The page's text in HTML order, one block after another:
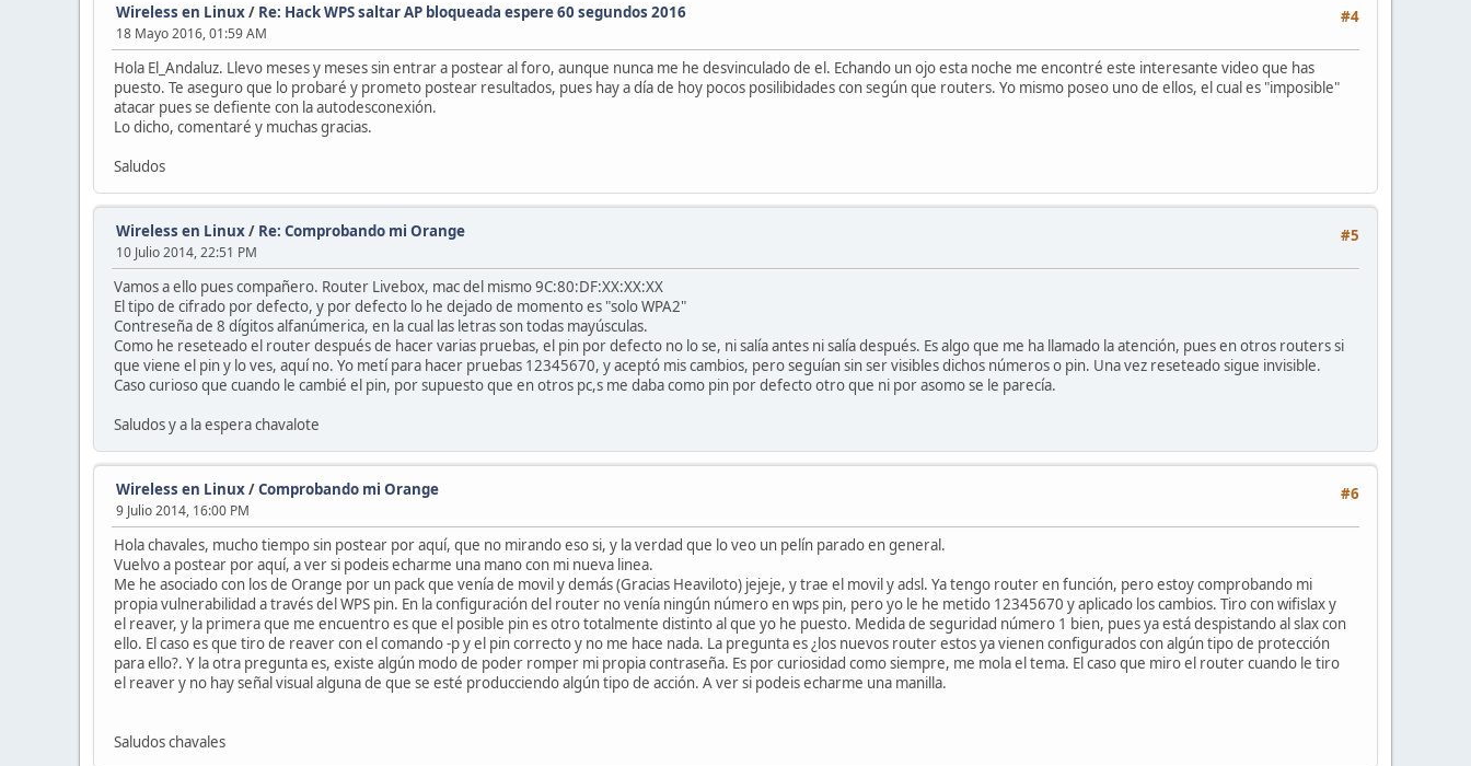
#4
Wireless en Linux/ Re: Hack WPS saltar AP bloqueada espere 60 segundos 2016
18 Mayo 2016, 01:59 AM
Hola El_Andaluz. Llevo meses y meses sin entrar a postear al foro, aunque nunca me he desvinculado de el. Echando un ojo esta noche me encontré este interesante video que has
puesto. Te aseguro que lo probaré y prometo postear resultados, pues hay a día de hoy pocos posilibidades con según que routers. Yo mismo poseo uno de ellos, el cual es "imposible"
atacar pues se defiente con la autodesconexión.
Lo dicho, comentaré y muchas gracias.
Saludos
#5
Wireless en Linux/ Re: Comprobando mi Orange
10 Julio 2014, 22:51 PM
Vamos a ello pues compañero. Router Livebox, mac del mismo 9C:80:DF:XX:XX:XX
El tipo de cifrado por defecto, y por defecto lo he dejado de momento es "solo WPA2"
Contreseña de 8 dígitos alfanúmerica, en la cual las letras son todas mayúsculas.
Como he reseteado el router después de hacer varias pruebas, el pin por defecto no lo se, ni salía antes ni salía después. Es algo que me ha llamado la atención, pues en otros routers si
que viene el pin y lo ves, aquí no. Yo metí para hacer pruebas 12345670, y aceptó mis cambios, pero seguían sin ser visibles dichos números o pin. Una vez reseteado sigue invisible.
Caso curioso que cuando le cambié el pin, por supuesto que en otros pc,s me daba como pin por defecto otro que ni por asomo se le parecía.
Saludos y a la espera chavalote
#6
Wireless en Linux/Comprobando mi Orange
9 Julio 2014, 16:00 PM
Hola chavales, mucho tiempo sin postear por aquí, que no mirando eso si, y la verdad que lo veo un pelín parado en general.
Vuelvo a postear por aquí, a ver si podeis echarme una mano con mi nueva linea.
Me he asociado con los de Orange por un pack que venía de movil y demás (Gracias Heaviloto) jejeje, y trae el movil y adsl. Ya tengo router en función, pero estoy comprobando mi
propia vulnerabilidad a través del WPS pin. En la configuración del router no venía ningún número en wps pin, pero yo le he metido 12345670 y aplicado los cambios. Tiro con wifislax y
el reaver, y la primera que me encuentro es que el posible pin es otro totalmente distinto al que yo he puesto. Medida de seguridad número 1 bien, pues ya está despistando al slax con
ello. El caso es que tiro de reaver con el comando -p y el pin correcto y no me hace nada. La pregunta es ¿los nuevos router estos ya vienen configurados con algún tipo de protección
para ello?. Y la otra pregunta es, existe algún modo de poder romper mi propia contraseña. Es por curiosidad como siempre, me mola el tema. El caso que miro el router cuando le tiro
el reaver y no hay señal visual alguna de que se esté producciendo algún tipo de acción. A ver si podeis echarme una manilla.
Saludos chavales